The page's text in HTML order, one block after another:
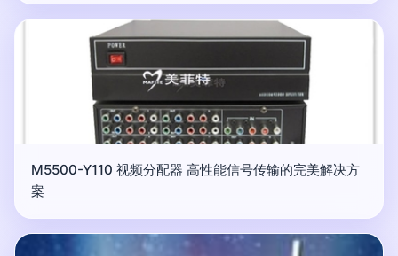
M5500-Y110 视频分配器 高性能信号传输的完美解决方
案